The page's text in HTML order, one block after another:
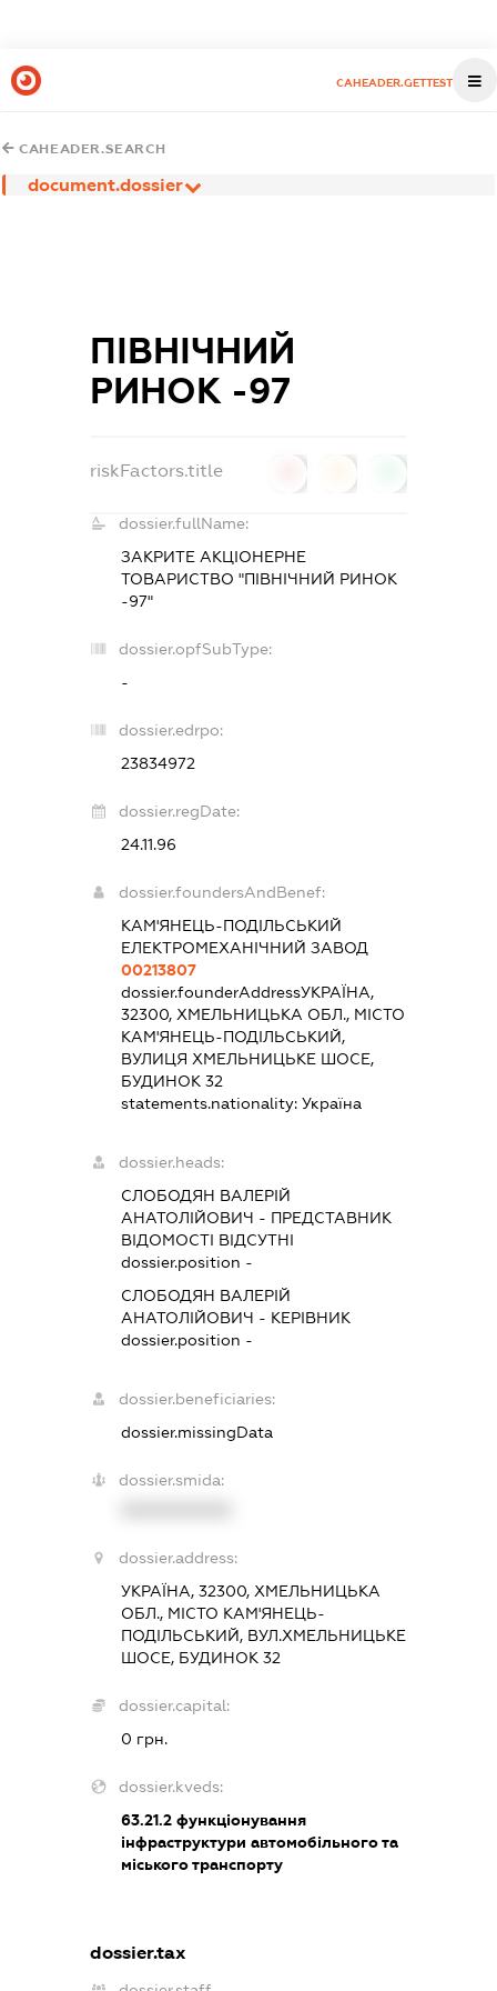
CAHEADER.GETTEST
CAHEADER.SEARCH
document.dossier
ПІВНІЧНИЙ
РИНОК -97
riskFactors.title
dossier.fullName:
ЗАКРИТЕ АКЦІОНЕРНЕ
ТОВАРИСТВО "ПІВНІЧНИЙ РИНОК
-97"
dossier.opfSubType:
-
dossier.edrpo:
23834972
dossier.regDate:
24.11.96
dossier.foundersAndBenef:
КАМ'ЯНЕЦЬ-ПОДІЛЬСЬКИЙ
ЕЛЕКТРОМЕХАНІЧНИЙ ЗАВОД
00213807
dossier.founderAddressУКРАЇНА,
32300, ХМЕЛЬНИЦЬКА ОБЛ., МІСТО
КАМ'ЯНЕЦЬ-ПОДІЛЬСЬКИЙ,
ВУЛИЦЯ ХМЕЛЬНИЦЬКЕ ШОСЕ,
БУДИНОК 32
statements.nationality: Україна
dossier.heads:
СЛОБОДЯН ВАЛЕРІЙ
АНАТОЛІЙОВИЧ - ПРЕДСТАВНИК
ВІДОМОСТІ ВІДСУТНІ
dossier.position -
СЛОБОДЯН ВАЛЕРІЙ
АНАТОЛІЙОВИЧ - КЕРІВНИК
dossier.position -
dossier.beneficiaries:
dossier.missingData
dossier.smida:
dossier.address:
УКРАЇНА, 32300, ХМЕЛЬНИЦЬКА
ОБЛ., МІСТО КАМ'ЯНЕЦЬ-
ПОДІЛЬСЬКИЙ, ВУЛ.ХМЕЛЬНИЦЬКЕ
ШОСЕ, БУДИНОК 32
dossier.capital:
0 грн.
dossier.kveds:
63.21.2функціонування
інфраструктури автомобільного та
міського транспорту
dossier.tax